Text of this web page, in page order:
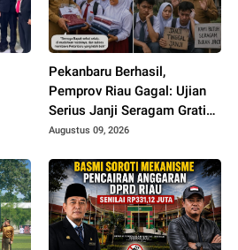
Pekanbaru Berhasil,
Pemprov Riau Gagal: Ujian
Serius Janji Seragam Gratis
di Bumi Lancang Kuning
Augustus 09, 2026